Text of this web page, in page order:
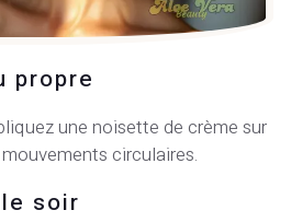
propre
une noisette de crème sur
circulaires.
soir